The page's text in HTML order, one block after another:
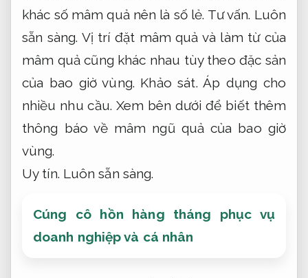
khác số mâm quả nên là số lẻ. Tư vấn. Luôn
sẵn sàng. Vị trí đặt mâm quả và làm từ của
mâm quả cũng khác nhau tùy theo đặc sản
của bao giờ vùng. Khảo sát. Áp dụng cho
nhiều nhu cầu. Xem bên dưới để biết thêm
thông báo về mâm ngũ quả của bao giờ
vùng.
Uy tín. Luôn sẵn sàng.
Cúng cô hồn hàng tháng phục vụ
doanh nghiệp và cá nhân